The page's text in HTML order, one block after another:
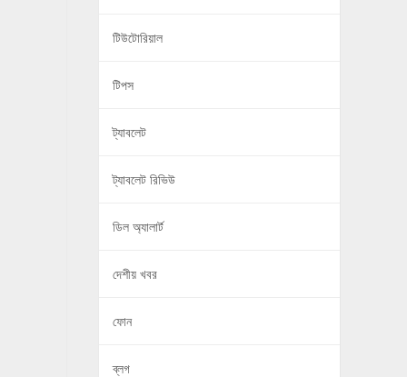
টিউটোরিয়াল
টিপস
ট্যাবলেট
ট্যাবলেট রিভিউ
ডিল অ্যালার্ট
দেশীয় খবর
ফোন
ব্লগ